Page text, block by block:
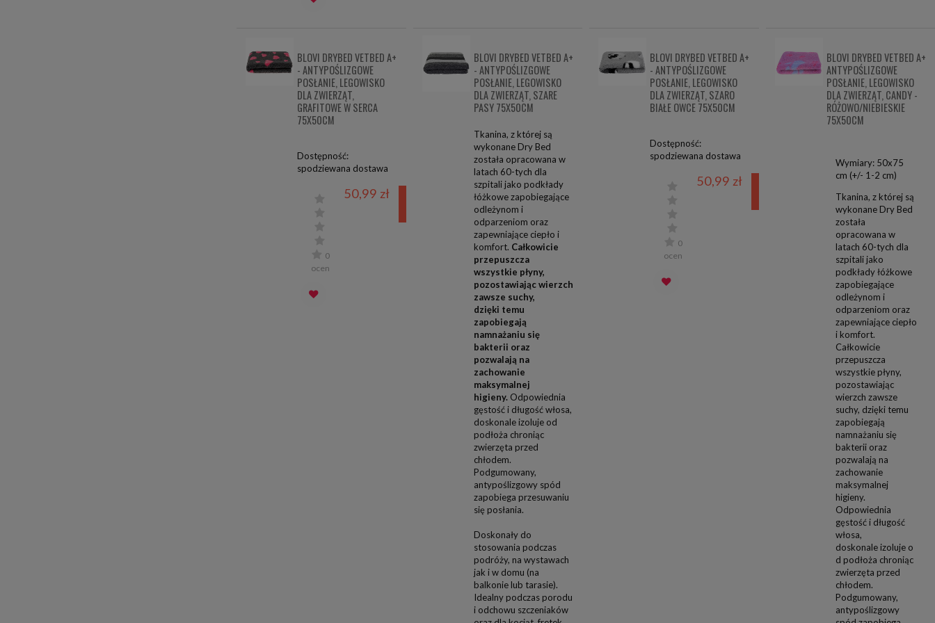
BLOVI DRYBED VETBED A+
- ANTYPOŚLIZGOWE
POSŁANIE, LEGOWISKO
DLA ZWIERZĄT,
GRAFITOWE W SERCA
75X50CM
Dostępność:
spodziewana dostawa
0
ocen
50,99 zł
BLOVI DRYBED VETBED A+
- ANTYPOŚLIZGOWE
POSŁANIE, LEGOWISKO
DLA ZWIERZĄT, SZARE
PASY 75X50CM
Tkanina, z której są
wykonane Dry Bed
została opracowana w
latach 60-tych dla
szpitali jako podkłady
łóżkowe zapobiegające
odleżynom i
odparzeniom oraz
zapewniające ciepło i
komfort. Całkowicie
przepuszcza
wszystkie płyny,
pozostawiając wierzch
zawsze suchy,
dzięki temu
zapobiegają
namnażaniu się
bakterii oraz
pozwalają na
zachowanie
maksymalnej
higieny.Odpowiednia
gęstość i długość włosa,
doskonale izoluje od
podłoża chroniąc
zwierzęta przed
chłodem.
Podgumowany,
antypoślizgowy spód
zapobiega przesuwaniu
się posłania.
Doskonały do
stosowania podczas
podróży, na wystawach
jak i w domu (na
balkonie lub tarasie).
Idealny podczas porodu
i odchowu szczeniaków
BLOVI DRYBED VETBED A+
- ANTYPOŚLIZGOWE
POSŁANIE, LEGOWISKO
DLA ZWIERZĄT, SZARO
BIAŁE OWCE 75X50CM
Dostępność:
spodziewana dostawa
0
ocen
50,99 zł
BLOVI DRYBED VETBED A+
ANTYPOŚLIZGOWE
POSŁANIE, LEGOWISKO
DLA ZWIERZĄT, CANDY -
RÓŻOWO/NIEBIESKIE
75X50CM
Wymiary: 50x75
cm (+/- 1-2 cm)
Tkanina, z której są
wykonane Dry Bed
została
opracowana w
latach 60-tych dla
szpitali jako
podkłady łóżkowe
zapobiegające
odleżynom i
odparzeniom oraz
zapewniające ciepło
i komfort.
Całkowicie
przepuszcza
wszystkie płyny,
pozostawiając
wierzch zawsze
suchy, dzięki temu
zapobiegają
namnażaniu się
bakterii oraz
pozwalają na
zachowanie
maksymalnej
higieny.
Odpowiednia
gęstość i długość
włosa,
doskonale izoluje o
d podłoża chroniąc
zwierzęta przed
chłodem.
Podgumowany,
antypoślizgowy